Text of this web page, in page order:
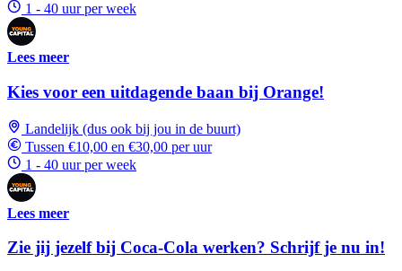
1 - 40 uur per week
Lees meer
Kies voor een uitdagende baan bij Orange!
Landelijk (dus ook bij jou in de buurt)
Tussen €10,00 en €30,00 per uur
1 - 40 uur per week
Lees meer
Zie jij jezelf bij Coca-Cola werken? Schrijf je nu in!